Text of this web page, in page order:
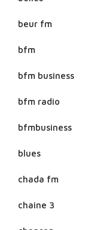
beur fm
bfm
bfm business
bfm radio
bfmbusiness
blues
chada fm
chaine 3